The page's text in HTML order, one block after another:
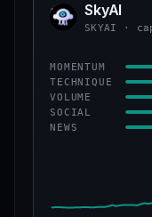
VAR. 7 J
VS ATH
−3,2 %
CONFIANCE
SKYA SkyAI
SKYAI ·
MOMENTUM
TECHNIQUE
VOLUME
SOCIAL
NEWS